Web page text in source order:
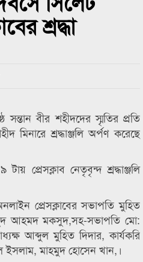
শ্রদ্ধা
সন্তান বীর শহীদদের স্মৃতির প্রতি
মিনারে শ্রদ্ধাঞ্জলি অর্পণ করেছে
প্রেসক্লাব নেতৃবৃন্দ শ্রদ্ধাঞ্জলি
প্রেসক্লাবের সভাপতি মুহিত
আহমদ মকসুদ,সহ-সভাপতি মো:
আব্দুল মুহিত দিদার, কার্যকরি
মাহমুদ হোসেন খান,।